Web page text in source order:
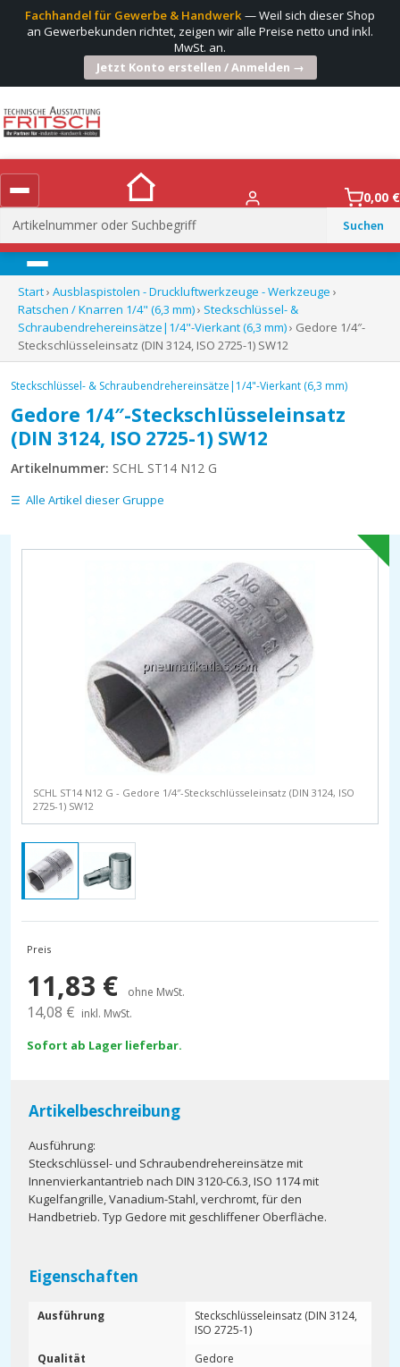
Fachhandel für Gewerbe & Handwerk— Weil sich dieser Shop
an Gewerbekunden richtet, zeigen wir alle Preise netto und inkl.
MwSt. an.
Jetzt Konto erstellen / Anmelden →
Suchen
nach:
0,00 €
Menü
Start› Ausblaspistolen - Druckluftwerkzeuge - Werkzeuge ›
Ratschen / Knarren 1/4" (6,3 mm)› Steckschlüssel- &
Schraubendrehereinsätze|1/4"-Vierkant (6,3 mm)› Gedore 1/4″-
Steckschlüsseleinsatz (DIN 3124, ISO 2725-1) SW12
Steckschlüssel- & Schraubendrehereinsätze|1/4"-Vierkant (6,3 mm)
Gedore 1/4″-Steckschlüsseleinsatz
(DIN 3124, ISO 2725-1) SW12
Artikelnummer: SCHL ST14 N12 G
Alle Artikel dieser Gruppe
SCHL ST14 N12 G - Gedore 1/4″-Steckschlüsseleinsatz (DIN 3124, ISO
2725-1) SW12
Preis
11,83 € ohne MwSt.
14,08 € inkl. MwSt.
Sofort ab Lager lieferbar.
Artikelbeschreibung
Ausführung:
Steckschlüssel- und Schraubendrehereinsätze mit
Innenvierkantantrieb nach DIN 3120-C6.3, ISO 1174 mit
Kugelfangrille, Vanadium-Stahl, verchromt, für den
Handbetrieb. Typ Gedore mit geschliffener Oberfläche.
Eigenschaften
Ausführung
Steckschlüsseleinsatz (DIN 3124,
ISO 2725-1)
Qualität
Gedore